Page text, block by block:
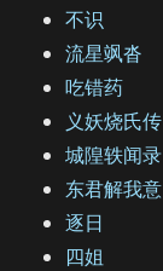
不识
流星飒沓
吃错药
义妖烧氏传
城隍轶闻录
东君解我意
逐日
四姐